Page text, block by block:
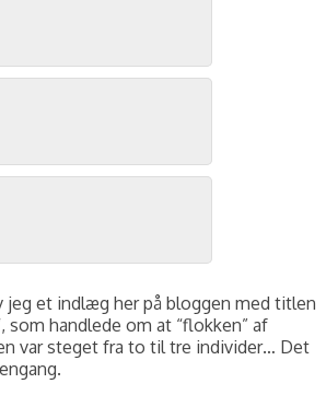
jeg et indlæg her på bloggen med titlen
som handlede om at “flokken” af
var steget fra to til tre individer… Det